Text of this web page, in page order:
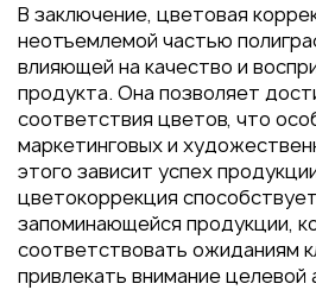
В заключение, цветовая
неотъемлемой частью
влияющей на качество и
продукта. Она позволяет
соответствия цветов, что
маркетинговых и
этого зависит успех
цветокоррекция
запоминающейся продукции,
соответствовать ожиданиям
привлекать внимание целевой